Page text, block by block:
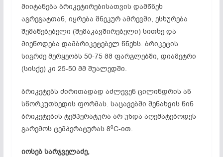
მიიტანება ბრიკეტირებისათვის დამწნეხ
აგრეგატთან, იყრება შნეკურ ამრევში, ესხურება
შემაწებებელი (შემაკავშირებელი) სითხე და
მიეწოდება დამბრიკეტებელ წნეხს. ბრიკეტის
სიგრძე მერყეობს 50-75 მმ ფარგლებში, დიამეტრი
(სისქე) კი 25-50 მმ შუალედში.
ბრიკეტებს ძირითადად აძლევენ ცილინდრის ან
სწორკუთხედის ფორმას. საცავებში შენახვის წინ
ბრიკეტების ტემპერატურა არ უნდა აღემატებოდეს
გარემოს ტემპერატურას 80C-ით.
იოსებ სარჯველაძე,